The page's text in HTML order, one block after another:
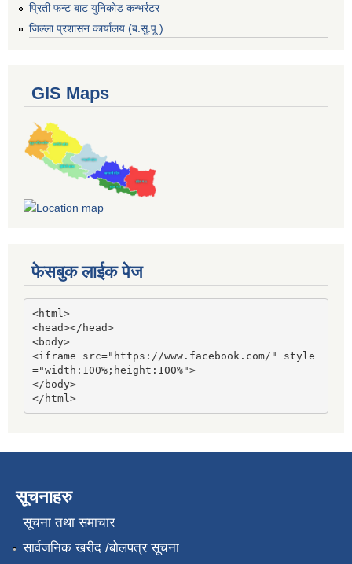
प्रिती फन्ट बाट युनिकोड कन्भर्रटर
जिल्ला प्रशासन कार्यालय (ब.सु.पू )
GIS Maps
फेसबुक लाईक पेज
<html>
<head></head>
<body>
<iframe src="https://www.facebook.com/" style
="width:100%;height:100%">
</body>
</html>
सूचनाहरु
सूचना तथा समाचार
सार्वजनिक खरीद /बोलपत्र सूचना